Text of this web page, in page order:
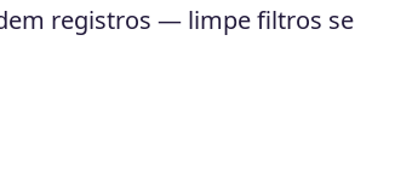
registros — limpe filtros se